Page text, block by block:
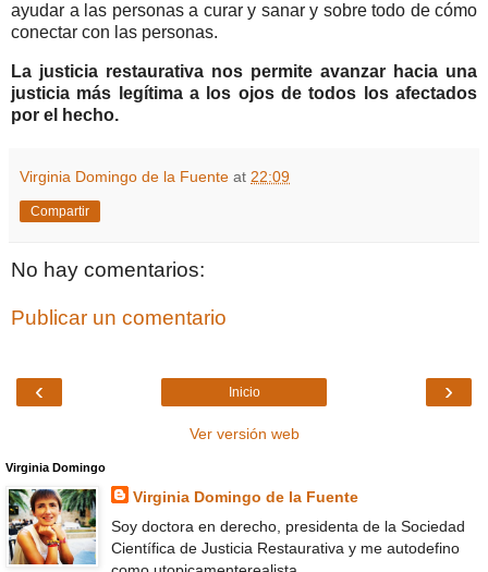
ayudar a las personas a curar y sanar y sobre todo de cómo
conectar con las personas.
La justicia restaurativa nos permite avanzar hacia una
justicia más legítima a los ojos de todos los afectados
por el hecho.
Virginia Domingo de la Fuente at 22:09
Compartir
No hay comentarios:
Publicar un comentario
‹ ›
Inicio
Ver versión web
Virginia Domingo
Virginia Domingo de la Fuente
Soy doctora en derecho, presidenta de la Sociedad
Científica de Justicia Restaurativa y me autodefino